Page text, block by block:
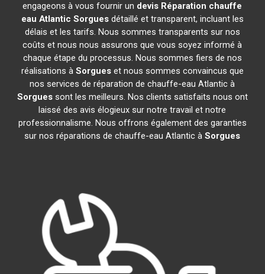
engageons à vous fournir un devis Réparation chauffe
eau Atlantic Sorguesdétaillé et transparent, incluant les
délais et les tarifs. Nous sommes transparents sur nos
coûts et nous nous assurons que vous soyez informé à
chaque étape du processus. Nous sommes fiers de nos
réalisations à Sorgueset nous sommes convaincus que
nos services de réparation de chauffe-eau Atlantic à
Sorguessont les meilleurs. Nos clients satisfaits nous ont
laissé des avis élogieux sur notre travail et notre
professionnalisme. Nous offrons également des garanties
sur nos réparations de chauffe-eau Atlantic àSorgues